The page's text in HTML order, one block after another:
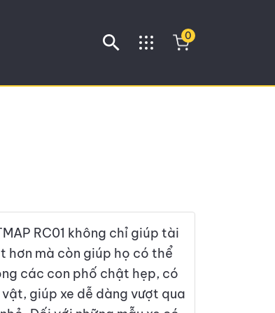
0
RC01 không chỉ giúp tài
hơn mà còn giúp họ có thể
các con phố chật hẹp, có
giúp xe dễ dàng vượt qua